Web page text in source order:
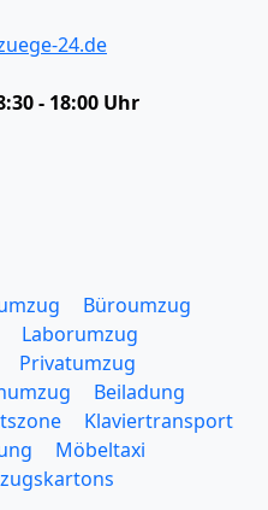
24.de
- 18:00 Uhr
Büroumzug
Laborumzug
Privatumzug
Beiladung
Klaviertransport
Möbeltaxi